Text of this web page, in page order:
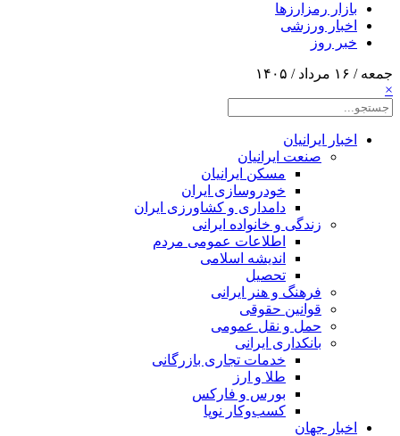
بازار رمزارزها
اخبار ورزشی
خبر روز
جمعه / ۱۶ مرداد / ۱۴۰۵
×
اخبار ایرانیان
صنعت ایرانیان
مسکن ایرانیان
خودروسازی ایران
دامداری و کشاورزی ایران
زندگی و خانواده ایرانی
اطلاعات عمومی مردم
اندیشه اسلامی
تحصیل
فرهنگ و هنر ایرانی
قوانین حقوقی
حمل و نقل عمومی
بانکداری ایرانی
خدمات تجاری بازرگانی
طلا و ارز
بورس و فارکس
کسب‌وکار نوپا
اخبار جهان